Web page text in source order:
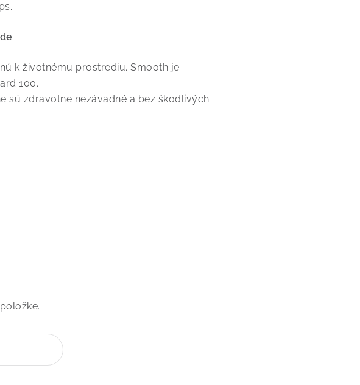
k životnému prostrediu. Smooth je
100.
sú zdravotne nezávadné a bez škodlivých